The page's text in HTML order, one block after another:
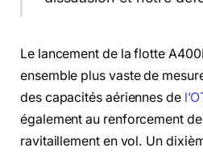
Le lancement de la flotte
ensemble plus vaste de
des capacités aériennes de
également au renforcement
ravitaillement en vol. Un